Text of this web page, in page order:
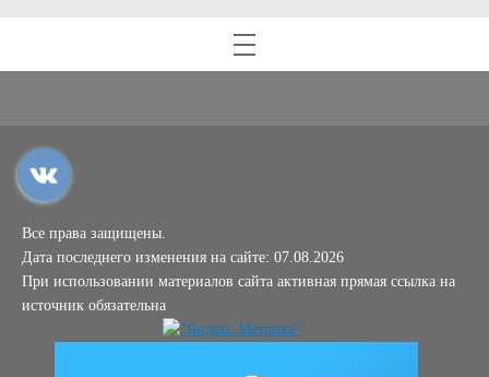
Все права защищены.
Дата последнего изменения на сайте: 07.08.2026
При использовании материалов сайта активная прямая ссылка на
источник обязательна